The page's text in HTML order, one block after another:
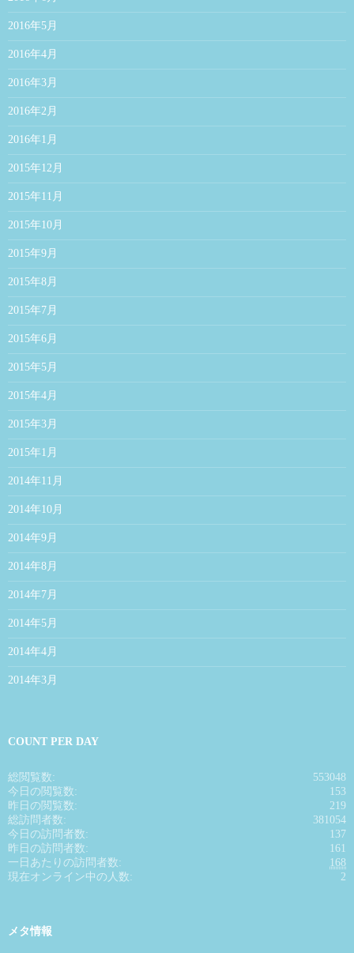
2016年5月
2016年4月
2016年3月
2016年2月
2016年1月
2015年12月
2015年11月
2015年10月
2015年9月
2015年8月
2015年7月
2015年6月
2015年5月
2015年4月
2015年3月
2015年1月
2014年11月
2014年10月
2014年9月
2014年8月
2014年7月
2014年5月
2014年4月
2014年3月
COUNT PER DAY
553048
総閲覧数:
153
今日の閲覧数:
219
昨日の閲覧数:
381054
総訪問者数:
137
今日の訪問者数:
161
昨日の訪問者数:
168
一日あたりの訪問者数:
2
現在オンライン中の人数:
メタ情報